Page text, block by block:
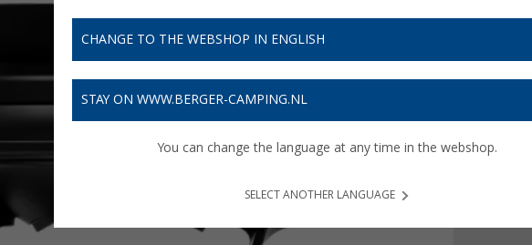
CHANGE TO THE WEBSHOP IN ENGLISH
STAY ON WWW.BERGER-CAMPING.NL
You can change the language at any time in the webshop.
SELECT ANOTHER LANGUAGE